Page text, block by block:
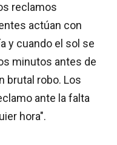
reclamos
actúan con
y cuando el sol se
minutos antes de
brutal robo. Los
ante la falta
hora".